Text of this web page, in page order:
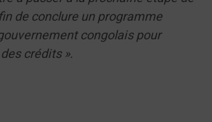
de conclure un programme
congolais pour
crédits ».